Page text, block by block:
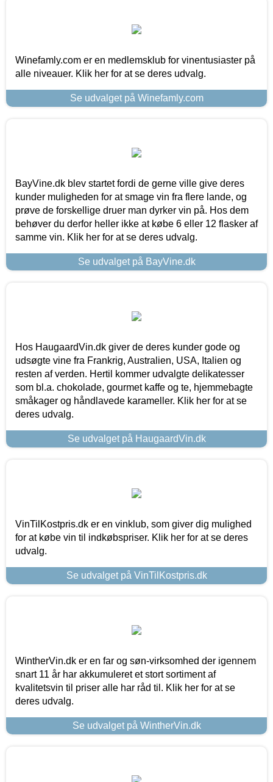
Winefamly.com er en medlemsklub for vinentusiaster på
alle niveauer. Klik her for at se deres udvalg.
Se udvalget på Winefamly.com
BayVine.dk blev startet fordi de gerne ville give deres
kunder muligheden for at smage vin fra flere lande, og
prøve de forskellige druer man dyrker vin på. Hos dem
behøver du derfor heller ikke at købe 6 eller 12 flasker af
samme vin. Klik her for at se deres udvalg.
Se udvalget på BayVine.dk
Hos HaugaardVin.dk giver de deres kunder gode og
udsøgte vine fra Frankrig, Australien, USA, Italien og
resten af verden. Hertil kommer udvalgte delikatesser
som bl.a. chokolade, gourmet kaffe og te, hjemmebagte
småkager og håndlavede karameller. Klik her for at se
deres udvalg.
Se udvalget på HaugaardVin.dk
VinTilKostpris.dk er en vinklub, som giver dig mulighed
for at købe vin til indkøbspriser. Klik her for at se deres
udvalg.
Se udvalget på VinTilKostpris.dk
WintherVin.dk er en far og søn-virksomhed der igennem
snart 11 år har akkumuleret et stort sortiment af
kvalitetsvin til priser alle har råd til. Klik her for at se
deres udvalg.
Se udvalget på WintherVin.dk